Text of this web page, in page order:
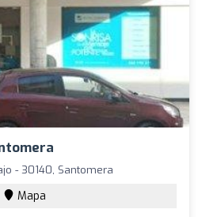
- 30140, Santomera
Mapa